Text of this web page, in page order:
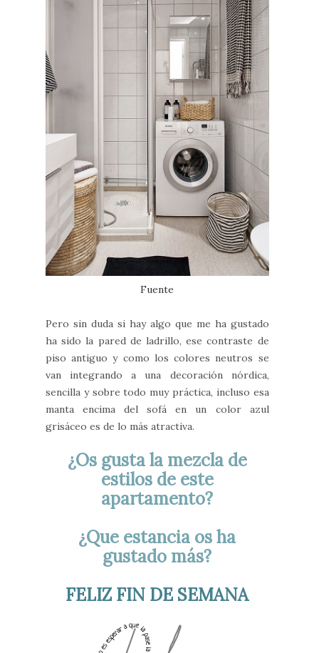
Fuente
Pero sin duda si hay algo que me ha gustado
ha sido la pared de ladrillo, ese contraste de
piso antiguo y como los colores neutros se
van integrando a una decoración nórdica,
sencilla y sobre todo muy práctica, incluso esa
manta encima del sofá en un color azul
grisáceo es de lo más atractiva.
¿Os gusta la mezcla de
estilos de este
apartamento?
¿Que estancia os ha
gustado más?
FELIZ FIN DE SEMANA